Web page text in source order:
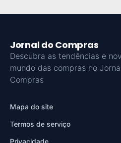
Jornal do Compras
Descubra as tendências e
mundo das compras no
Compras
Mapa do site
Termos de serviço
Privacidade